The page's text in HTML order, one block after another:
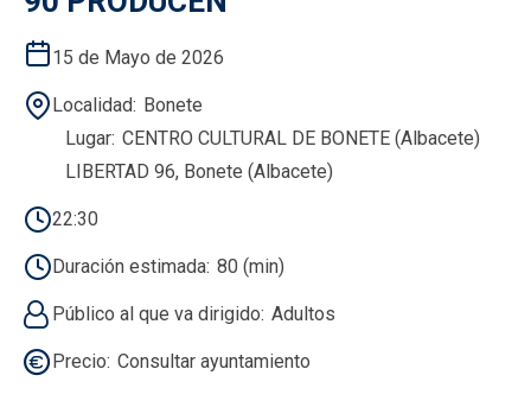
15 de Mayo de 2026
Localidad Bonete
Lugar CENTRO CULTURAL DE BONETE (Albacete)
LIBERTAD 96, Bonete (Albacete)
22:30
Duración estimada 80 (min)
Público al que va dirigido Adultos
Precio Consultar ayuntamiento